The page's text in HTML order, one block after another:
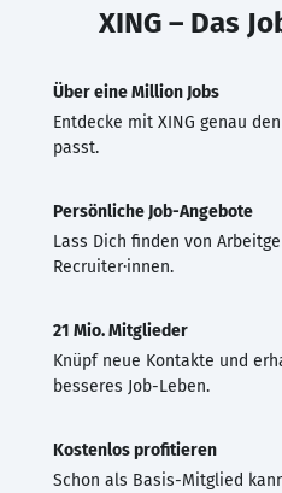
XING – Das
Über eine Million Jobs
Entdecke mit XING genau
passt.
Persönliche Job-Angebote
Lass Dich finden von
Recruiter·innen.
21 Mio. Mitglieder
Knüpf neue Kontakte und
besseres Job-Leben.
Kostenlos profitieren
Schon als Basis-Mitglied